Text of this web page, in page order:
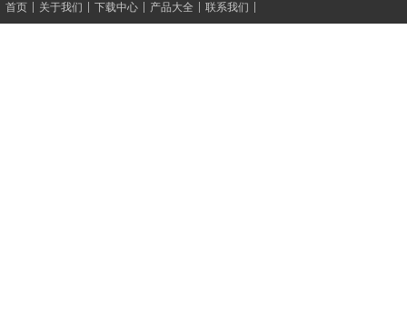
首页 关于我们 下载中心 产品大全 联系我们